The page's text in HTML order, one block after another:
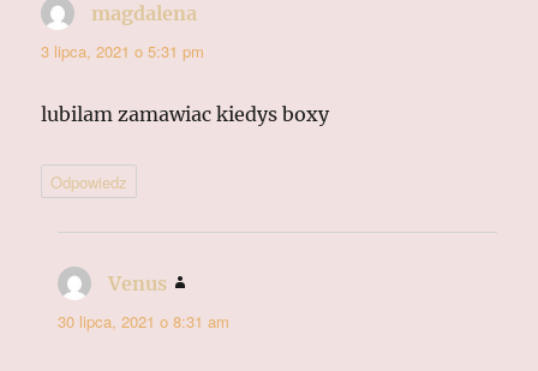
magdalena
3 lipca, 2021 o 5:31 pm
lubilam zamawiac kiedys boxy
Odpowiedz
Venus
30 lipca, 2021 o 8:31 am